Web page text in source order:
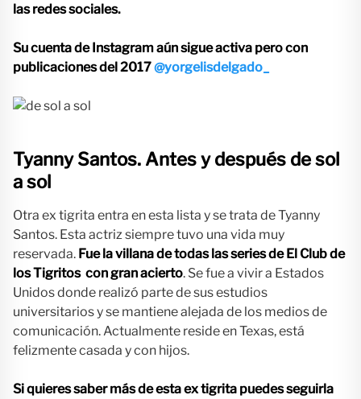
las redes sociales.
Su cuenta de Instagram aún sigue activa pero con
publicaciones del 2017@yorgelisdelgado_
Tyanny Santos. Antes y después de sol
a sol
Otra ex tigrita entra en esta lista y se trata de Tyanny
Santos. Esta actriz siempre tuvo una vida muy
reservada. Fue la villana de todas las series de El Club de
los Tigritos con gran acierto. Se fue a vivir a Estados
Unidos donde realizó parte de sus estudios
universitarios y se mantiene alejada de los medios de
comunicación. Actualmente reside en Texas, está
felizmente casada y con hijos.
Si quieres saber más de esta ex tigrita puedes seguirla